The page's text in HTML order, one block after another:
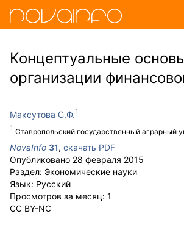
Концептуальные
организации
Максутова С.Ф.
Ставропольский государственный аграрный
NovaInfo 31, скачать PDF
Опубликовано 28 февраля 2015
Раздел: Экономические науки
Язык: Русский
Просмотров за месяц: 1
CC BY-NC